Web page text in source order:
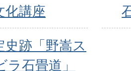
化講座
史跡「野嵩ス
石畳道」